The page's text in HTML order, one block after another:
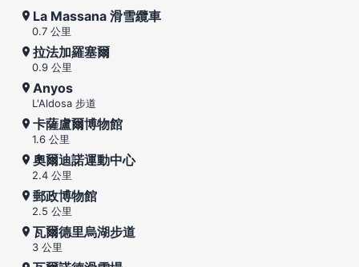
La Massana 滑雪纜車
0.7 公里
拉法加羅塞爾
0.9 公里
Anyos
L'Aldosa 步道
卡薩盧爾博物館
1.6 公里
奧爾迪諾運動中心
2.4 公里
郵政博物館
2.5 公里
瓦爾德里烏湖步道
3 公里